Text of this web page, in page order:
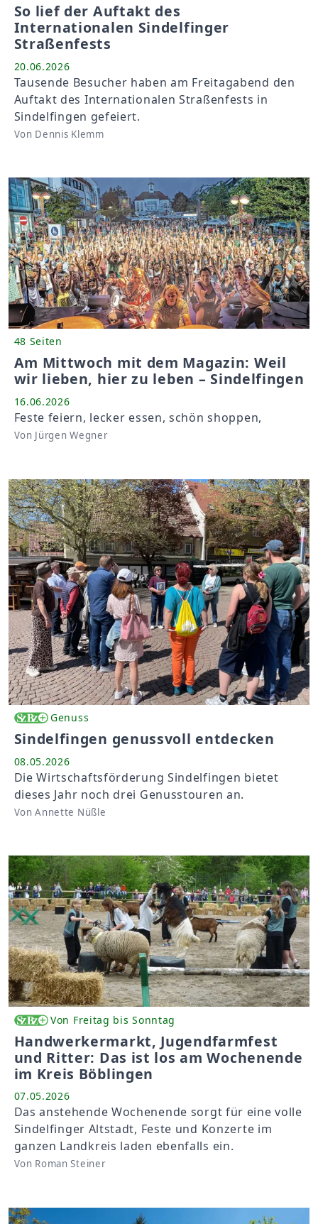
So lief der Auftakt des
Internationalen Sindelfinger
Straßenfests
20.06.2026
Tausende Besucher haben am Freitagabend den
Auftakt des Internationalen Straßenfests in
Sindelfingen gefeiert.
Von Dennis Klemm
48 Seiten
Am Mittwoch mit dem Magazin: Weil
wir lieben, hier zu leben – Sindelfingen
16.06.2026
Feste feiern, lecker essen, schön shoppen,
Von Jürgen Wegner
Genuss
Sindelfingen genussvoll entdecken
08.05.2026
Die Wirtschaftsförderung Sindelfingen bietet
dieses Jahr noch drei Genusstouren an.
Von Annette Nüßle
Von Freitag bis Sonntag
Handwerkermarkt, Jugendfarmfest
und Ritter: Das ist los am Wochenende
im Kreis Böblingen
07.05.2026
Das anstehende Wochenende sorgt für eine volle
Sindelfinger Altstadt, Feste und Konzerte im
ganzen Landkreis laden ebenfalls ein.
Von Roman Steiner